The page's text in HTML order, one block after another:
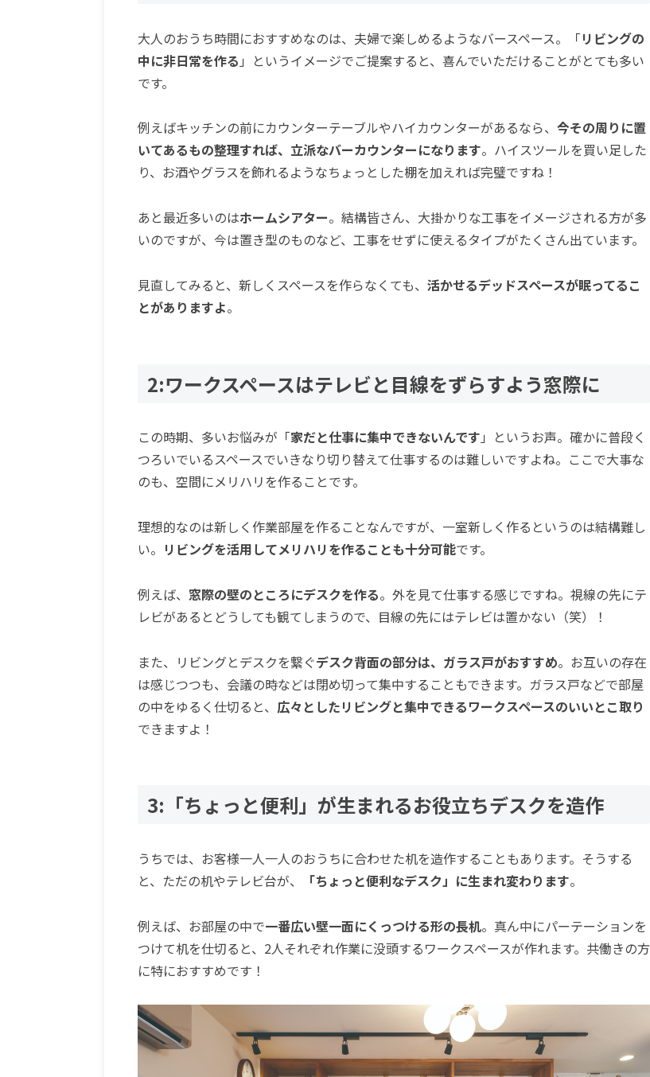
大人のおうち時間におすすめなのは、夫婦で楽しめるようなバースペース。「リビングの
中に非日常を作る 」というイメージでご提案すると、喜んでいただけることがとても多い
です。
例えばキッチンの前にカウンターテーブルやハイカウンターがあるなら、 今その周りに置
いてあるもの整理すれば、立派なバーカウンターになります。ハイスツールを買い足した
り、お酒やグラスを飾れるようなちょっとした棚を加えれば完璧ですね！
あと最近多いのはホームシアター。結構皆さん、大掛かりな工事をイメージされる方が多
いのですが、今は置き型のものなど、工事をせずに使えるタイプがたくさん出ています。
見直してみると、新しくスペースを作らなくても、 活かせるデッドスペースが眠ってるこ
とがありますよ。
2:ワークスペースはテレビと目線をずらすよう窓際に
この時期、多いお悩みが「家だと仕事に集中できないんです 」というお声。確かに普段く
つろいでいるスペースでいきなり切り替えて仕事するのは難しいですよね。ここで大事な
のも、空間にメリハリを作ることです。
理想的なのは新しく作業部屋を作ることなんですが、一室新しく作るというのは結構難し
い。 リビングを活用してメリハリを作ることも十分可能です。
例えば、 窓際の壁のところにデスクを作る。外を見て仕事する感じですね。視線の先にテ
レビがあるとどうしても観てしまうので、目線の先にはテレビは置かない（笑）！
また、リビングとデスクを繋ぐデスク背面の部分は、ガラス戸がおすすめ。お互いの存在
は感じつつも、会議の時などは閉め切って集中することもできます。ガラス戸などで部屋
の中をゆるく仕切ると、 広々としたリビングと集中できるワークスペースのいいとこ取り
できますよ！
3:「ちょっと便利」が生まれるお役立ちデスクを造作
うちでは、お客様一人一人のおうちに合わせた机を造作することもあります。そうする
と、ただの机やテレビ台が、
「ちょっと便利なデスク」に生まれ変わります。
例えば、お部屋の中で一番広い壁一面にくっつける形の長机。真ん中にパーテーションを
つけて机を仕切ると、2人それぞれ作業に没頭するワークスペースが作れます。共働きの方
に特におすすめです！